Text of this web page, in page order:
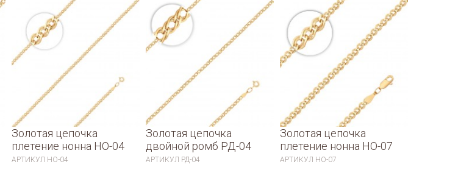
Золотая цепочка
плетение нонна НО-04
АРТИКУЛ НО-04
Золотая цепочка
двойной ромб РД-04
АРТИКУЛ РД-04
Золотая цепочка
плетение нонна НО-07
АРТИКУЛ НО-07